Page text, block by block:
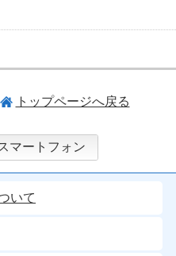
トップページへ戻る
マートフォン
いて